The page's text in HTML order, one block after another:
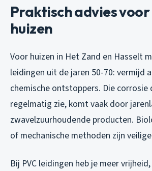
Praktisch advies
huizen
Voor huizen in Het Zand en Hasselt
leidingen uit de jaren 50-70: vermijd
chemische ontstoppers. Die corrosie
regelmatig zie, komt vaak door
zwavelzuurhoudende producten.
of mechanische methoden zijn
Bij PVC leidingen heb je meer